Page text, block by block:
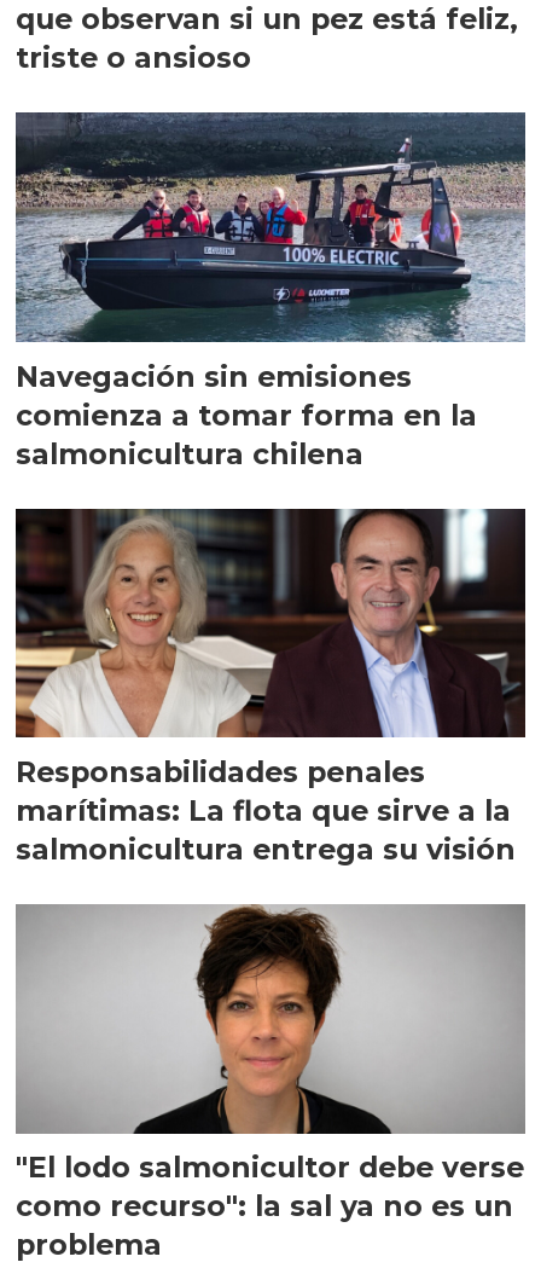
que observan si un pez está feliz,
triste o ansioso
Navegación sin emisiones
comienza a tomar forma en la
salmonicultura chilena
Responsabilidades penales
marítimas: La flota que sirve a la
salmonicultura entrega su visión
"El lodo salmonicultor debe verse
como recurso": la sal ya no es un
problema